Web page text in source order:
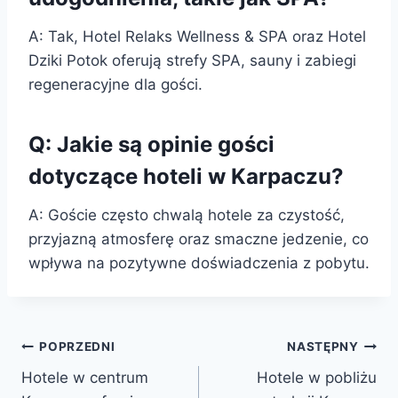
A: Tak, Hotel Relaks Wellness & SPA oraz Hotel
Dziki Potok oferują strefy SPA, sauny i zabiegi
regeneracyjne dla gości.
Q: Jakie są opinie gości
dotyczące hoteli w Karpaczu?
A: Goście często chwalą hotele za czystość,
przyjazną atmosferę oraz smaczne jedzenie, co
wpływa na pozytywne doświadczenia z pobytu.
Nawigacja
wpisu
POPRZEDNI
Hotele w centrum
NASTĘPNY
Hotele w pobliżu